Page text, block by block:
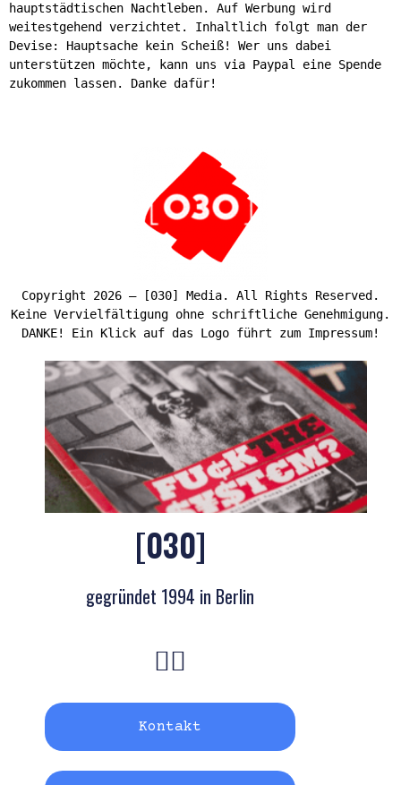
hauptstädtischen Nachtleben. Auf Werbung wird
weitestgehend verzichtet. Inhaltlich folgt man der
Devise: Hauptsache kein Scheiß! Wer uns dabei
unterstützen möchte, kann uns via Paypal eine Spende
zukommen lassen. Danke dafür!
Copyright 2026 – [030] Media. All Rights Reserved.
Keine Vervielfältigung ohne schriftliche Genehmigung.
DANKE! Ein Klick auf das Logo führt zum Impressum!
[030]
gegründet 1994 in Berlin
Kontakt